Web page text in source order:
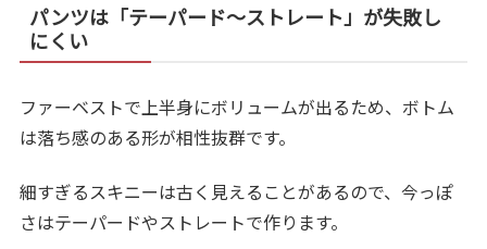
パンツは「テーパード〜ストレート」が失敗し
にくい
ファーベストで上半身にボリュームが出るため、ボトム
は落ち感のある形が相性抜群です。
細すぎるスキニーは古く見えることがあるので、今っぽ
さはテーパードやストレートで作ります。